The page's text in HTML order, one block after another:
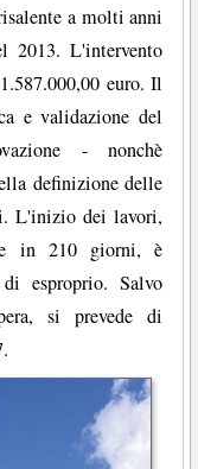
a molti anni
2013. L'intervento
euro. Il
e validazione del
- nonchè
definizione delle
L'inizio dei lavori,
in 210 giorni, è
esproprio. Salvo
si prevede di